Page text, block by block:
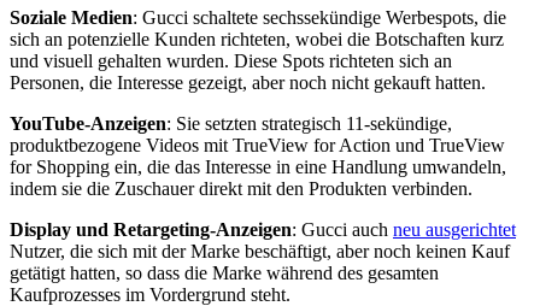
Soziale Medien: Gucci schaltete sechssekündige Werbespots, die
sich an potenzielle Kunden richteten, wobei die Botschaften kurz
und visuell gehalten wurden. Diese Spots richteten sich an
Personen, die Interesse gezeigt, aber noch nicht gekauft hatten.
YouTube-Anzeigen: Sie setzten strategisch 11-sekündige,
produktbezogene Videos mit TrueView for Action und TrueView
for Shopping ein, die das Interesse in eine Handlung umwandeln,
indem sie die Zuschauer direkt mit den Produkten verbinden.
Display und Retargeting-Anzeigen: Gucci auch neu ausgerichtet
Nutzer, die sich mit der Marke beschäftigt, aber noch keinen Kauf
getätigt hatten, so dass die Marke während des gesamten
Kaufprozesses im Vordergrund steht.